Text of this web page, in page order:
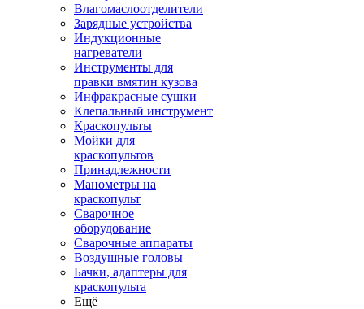
Влагомаслоотделители
Зарядные устройства
Индукционные
нагреватели
Инструменты для
правки вмятин кузова
Инфракрасные сушки
Клепальный инструмент
Краскопульты
Мойки для
краскопультов
Принадлежности
Манометры на
краскопульт
Сварочное
оборудование
Сварочные аппараты
Воздушные головы
Бачки, адаптеры для
краскопульта
Ещё